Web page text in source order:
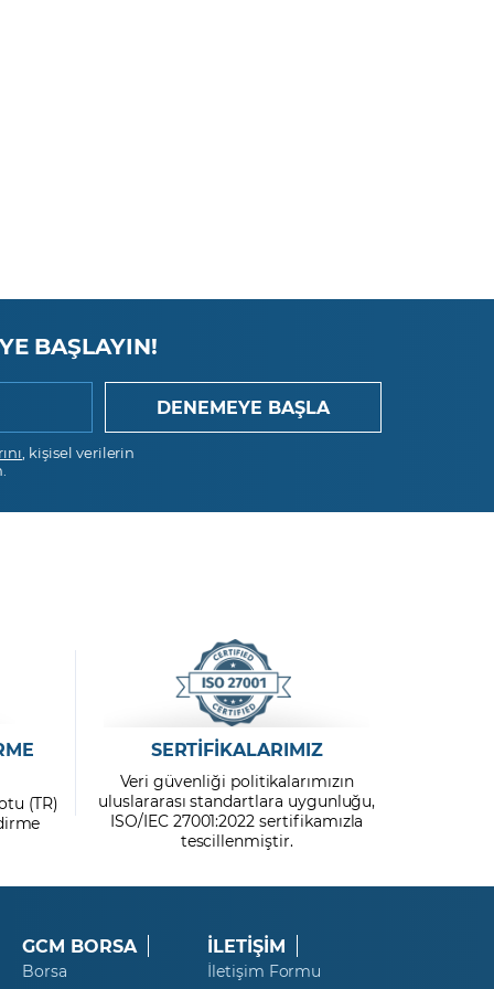
JP Morgan Chase
Las Vegas
Lufthansa AG
Mastercard
PayPal
Nvidia
Peugeot
BAŞLAYIN!
, kişisel verilerin
(TR)
SERTİFİKALARIMIZ
Veri güvenliği politikalarımızın
uluslararası standartlara uygunluğu,
ISO/IEC 27001:2022 sertifikamızla
tescillenmiştir.
GCM BORSA
Borsa
İLETİŞİM
İletişim Formu